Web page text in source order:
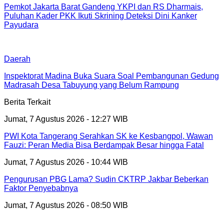
Pemkot Jakarta Barat Gandeng YKPI dan RS Dharmais,
Puluhan Kader PKK Ikuti Skrining Deteksi Dini Kanker
Payudara
Daerah
Inspektorat Madina Buka Suara Soal Pembangunan Gedung
Madrasah Desa Tabuyung yang Belum Rampung
Berita Terkait
Jumat, 7 Agustus 2026 - 12:27 WIB
PWI Kota Tangerang Serahkan SK ke Kesbangpol, Wawan
Fauzi: Peran Media Bisa Berdampak Besar hingga Fatal
Jumat, 7 Agustus 2026 - 10:44 WIB
Pengurusan PBG Lama? Sudin CKTRP Jakbar Beberkan
Faktor Penyebabnya
Jumat, 7 Agustus 2026 - 08:50 WIB